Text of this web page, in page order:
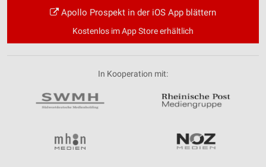
Apollo Prospekt in der iOS App blättern
Kostenlos im App Store erhältlich
In Kooperation mit: